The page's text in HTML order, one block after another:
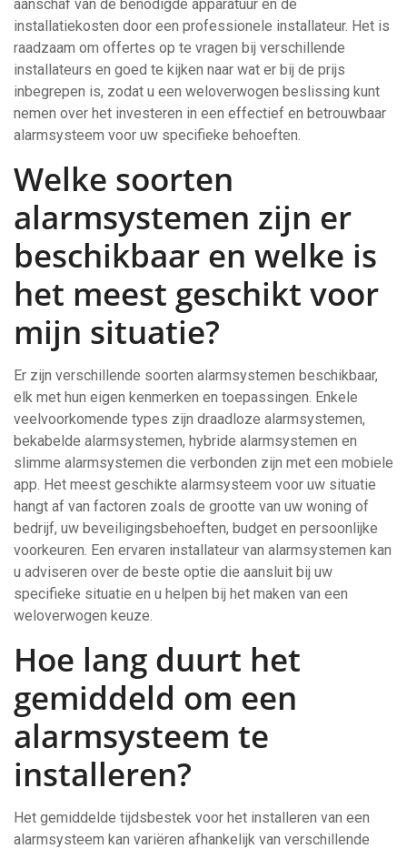
aanschaf van de benodigde apparatuur en de
installatiekosten door een professionele installateur. Het is
raadzaam om offertes op te vragen bij verschillende
installateurs en goed te kijken naar wat er bij de prijs
inbegrepen is, zodat u een weloverwogen beslissing kunt
nemen over het investeren in een effectief en betrouwbaar
alarmsysteem voor uw specifieke behoeften.
Welke soorten
alarmsystemen zijn er
beschikbaar en welke is
het meest geschikt voor
mijn situatie?
Er zijn verschillende soorten alarmsystemen beschikbaar,
elk met hun eigen kenmerken en toepassingen. Enkele
veelvoorkomende types zijn draadloze alarmsystemen,
bekabelde alarmsystemen, hybride alarmsystemen en
slimme alarmsystemen die verbonden zijn met een mobiele
app. Het meest geschikte alarmsysteem voor uw situatie
hangt af van factoren zoals de grootte van uw woning of
bedrijf, uw beveiligingsbehoeften, budget en persoonlijke
voorkeuren. Een ervaren installateur van alarmsystemen kan
u adviseren over de beste optie die aansluit bij uw
specifieke situatie en u helpen bij het maken van een
weloverwogen keuze.
Hoe lang duurt het
gemiddeld om een
alarmsysteem te
installeren?
Het gemiddelde tijdsbestek voor het installeren van een
alarmsysteem kan variëren afhankelijk van verschillende